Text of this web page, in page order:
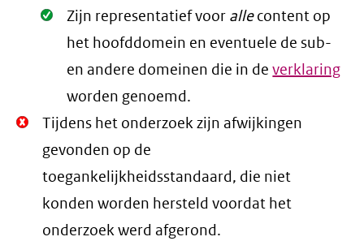
Oké.
Zijn representatief voor allecontent op
het hoofddomein en eventuele de sub-
en andere domeinen die in deverklaring
worden genoemd.
Niet
Oké.
Tijdens het onderzoek zijn afwijkingen
gevonden op de
toegankelijkheidsstandaard, die niet
konden worden hersteld voordat het
onderzoek werd afgerond.